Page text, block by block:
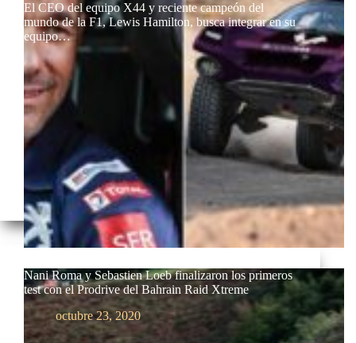
El CEO del equipo X44 y reciente campeón del
mundo de la F1, Lewis Hamilton, busca integrar en su
equipo…
Nani Roma y Sebastien Loeb finalizaron los primeros
test con el Prodrive del Bahrain Raid Xtreme
octubre 23, 2020